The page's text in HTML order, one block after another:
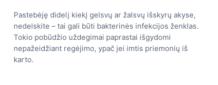
Pastebėję didelį kiekį gelsvų ar žalsvų išskyrų akyse,
nedelskite – tai gali būti bakterinės infekcijos ženklas.
Tokio pobūdžio uždegimai paprastai išgydomi
nepažeidžiant regėjimo, ypač jei imtis priemonių iš
karto.